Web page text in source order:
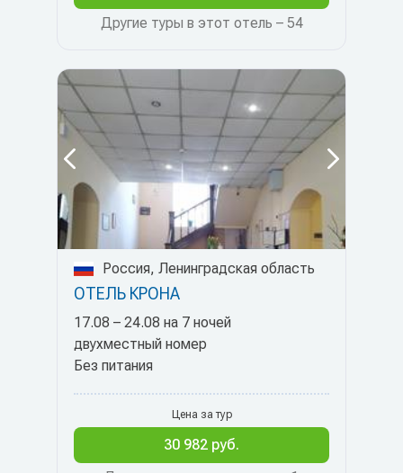
Другие туры в этот отель – 54
Россия, Ленинградская область
ОТЕЛЬ КРОНА
17.08 – 24.08 на 7 ночей
двухместный номер
Без питания
Цена за тур
30 982 руб.